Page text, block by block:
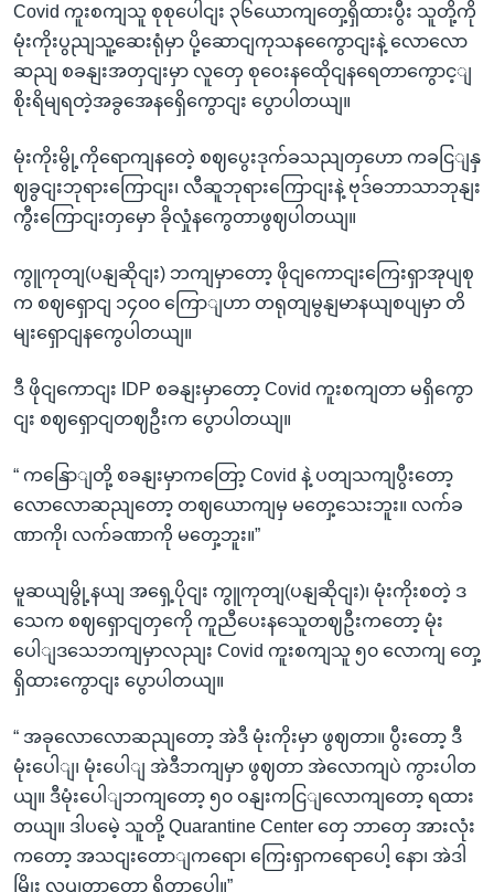
Covid ကူးစကျသူ စုစုပေါငျး ၃၆ယောကျတှေ့ရှိထားပွီး သူတို့ကို
မုံးကိုးပွညျသူ့ဆေးရုံမှာ ပို့ဆောငျကုသနကွေောငျးနဲ့ လောလော
ဆညျ စခနျးအတှငျးမှာ လူတှေ စုဝေးနထေိုငျနရေတာကွောင့ျ
စိုးရိမျရတဲ့အခွအေနရှေိကွောငျး ပွောပါတယျ။
မုံးကိုးမွို့ကိုရောကျနတေဲ့ စဈပွေးဒုက်ခသညျတှဟော ကခငြျနှ
ဈခွငျးဘုရားကြောငျး၊ လီဆူဘုရားကြောငျးနဲ့ ဗုဒ်ဓဘာသာဘုနျး
ကွီးကြောငျးတှမှော ခိုလှုံနကွေတာဖွဈပါတယျ။
ကွူကုတျ(ပနျဆိုငျး) ဘကျမှာတော့ ဖိုငျကောငျးကြေးရှာအုပျစု
က စဈရှောငျ ၁၄၀၀ ကြောျဟာ တရုတျမွနျမာနယျစပျမှာ တိ
မျးရှောငျနကွေပါတယျ။
ဒီ ဖိုငျကောငျး IDP စခနျးမှာတော့ Covid ကူးစကျတာ မရှိကွော
ငျး စဈရှောငျတဈဦးက ပွောပါတယျ။
“ ကနြောျတို့ စခနျးမှာကတြော့ Covid နဲ့ ပတျသကျပွီးတော့
လောလောဆညျတော့ တဈယောကျမှ မတှေ့သေးဘူး။ လက်ခ
ဏာကို၊ လက်ခဏာကို မတှေ့ဘူး။”
မူဆယျမွို့နယျ အရှေ့ပိုငျး ကွူကုတျ(ပနျဆိုငျး)၊ မုံးကိုးစတဲ့ ဒ
သေက စဈရှောငျတှကေို ကူညီပေးနသေူတဈဦးကတော့ မုံး
ပေါျဒသေဘကျမှာလညျး Covid ကူးစကျသူ ၅၀ လောကျ တှေ့
ရှိထားကွောငျး ပွောပါတယျ။
“ အခုလောလောဆညျတော့ အဲဒီ မုံးကိုးမှာ ဖွဈတာ။ ပွီးတော့ ဒီ
မုံးပေါျ၊ မုံးပေါျ အဲဒီဘကျမှာ ဖွဈတာ အဲလောကျပဲ ကွားပါတ
ယျ။ ဒီမုံးပေါျဘကျတော့ ၅၀ ဝနျးကငြျလောကျတော့ ရထား
တယျ။ ဒါပမေဲ့ သူတို့ Quarantine Center တှေ ဘာတှေ အားလုံး
ကတော့ အသငျးတောျကရော၊ ကြေးရှာကရောပေါ့ နော၊ အဲဒါ
မြိုး လုပျတာတော့ ရှိတာပေ့ါ။”